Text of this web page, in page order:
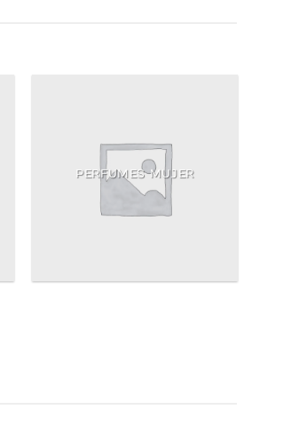
PERFUMES MUJER